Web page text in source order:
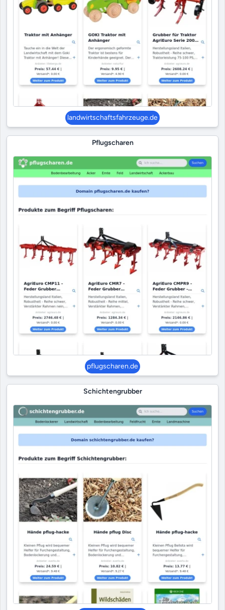
landwirtschaftsfahrzeuge.de
Pflugscharen
pflugscharen.de
Schichtengrubber